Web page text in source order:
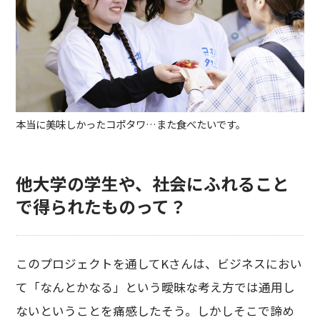
本当に美味しかったコポタワ…また食べたいです。
他大学の学生や、社会にふれること
で得られたものって？
このプロジェクトを通してKさんは、ビジネスにおい
て「なんとかなる」という曖昧な考え方では通用し
ないということを痛感したそう。しかしそこで諦め